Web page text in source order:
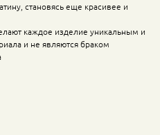
становясь еще красивее и
каждое изделие уникальным и
и не являются браком